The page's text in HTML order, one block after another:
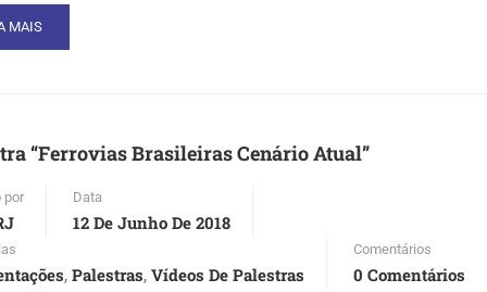
MAIS
“Ferrovias Brasileiras Cenário Atual”
por Data
12 De Junho De 2018
, Palestras, Vídeos De Palestras
Comentários
0 Comentários